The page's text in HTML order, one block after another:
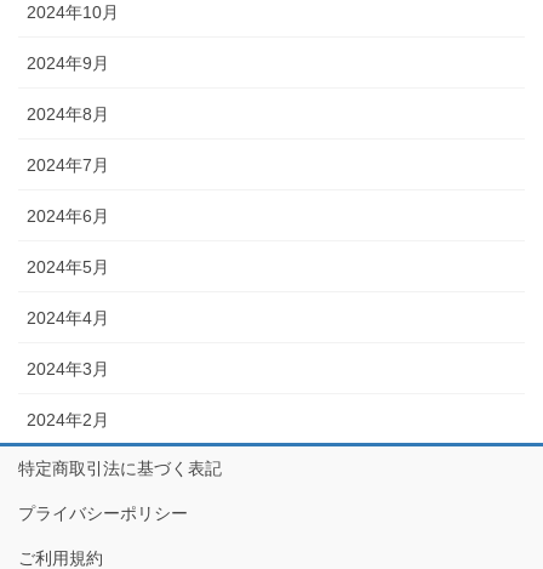
2024年10月
2024年9月
2024年8月
2024年7月
2024年6月
2024年5月
2024年4月
2024年3月
2024年2月
特定商取引法に基づく表記
プライバシーポリシー
ご利用規約